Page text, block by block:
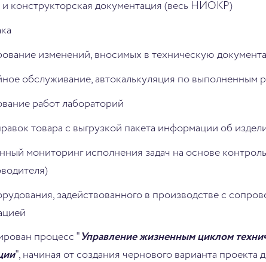
и конструкторская документация (весь НИОКР)
изменений, вносимых в техническую
обслуживание, автокалькуляция по выполненным
работ лабораторий
товара с выгрузкой пакета информации об
мониторинг исполнения задач на основе
задействованного в производстве с
процесс " Управление жизненным циклом
", начиная от создания чернового варианта проекта